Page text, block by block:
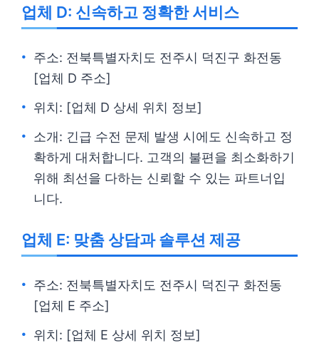
업체 D: 신속하고 정확한 서비스
주소: 전북특별자치도 전주시 덕진구 화전동
[업체 D 주소]
위치: [업체 D 상세 위치 정보]
소개: 긴급 수전 문제 발생 시에도 신속하고 정
확하게 대처합니다. 고객의 불편을 최소화하기
위해 최선을 다하는 신뢰할 수 있는 파트너입
니다.
업체 E: 맞춤 상담과 솔루션 제공
주소: 전북특별자치도 전주시 덕진구 화전동
[업체 E 주소]
위치: [업체 E 상세 위치 정보]